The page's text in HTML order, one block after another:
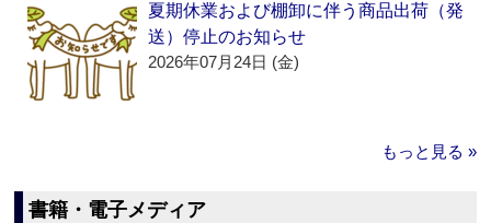
夏期休業および棚卸に伴う商品出荷（発
送）停止のお知らせ
2026年07月24日 (金)
もっと見る »
書籍・電子メディア